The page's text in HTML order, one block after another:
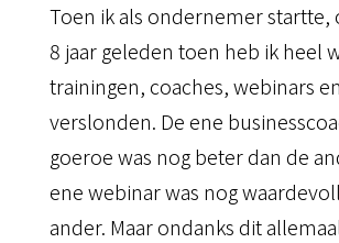
Toen ik als ondernemer startte,
8 jaar geleden toen heb ik heel
trainingen, coaches, webinars
verslonden. De ene
goeroe was nog beter dan de
ene webinar was nog
ander. Maar ondanks dit